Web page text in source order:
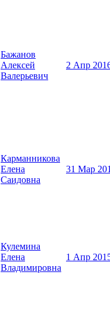
Бажанов
Алексей
Валерьевич
2 Апр
Карманникова
Елена
Саидовна
31 Мар
Кулемина
Елена
Владимировна
1 Апр